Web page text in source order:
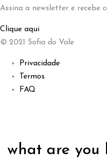
Assina a newsletter e recebe
Clique aqui
© 2021 Sofia do Vale
Privacidade
Termos
FAQ
what are you